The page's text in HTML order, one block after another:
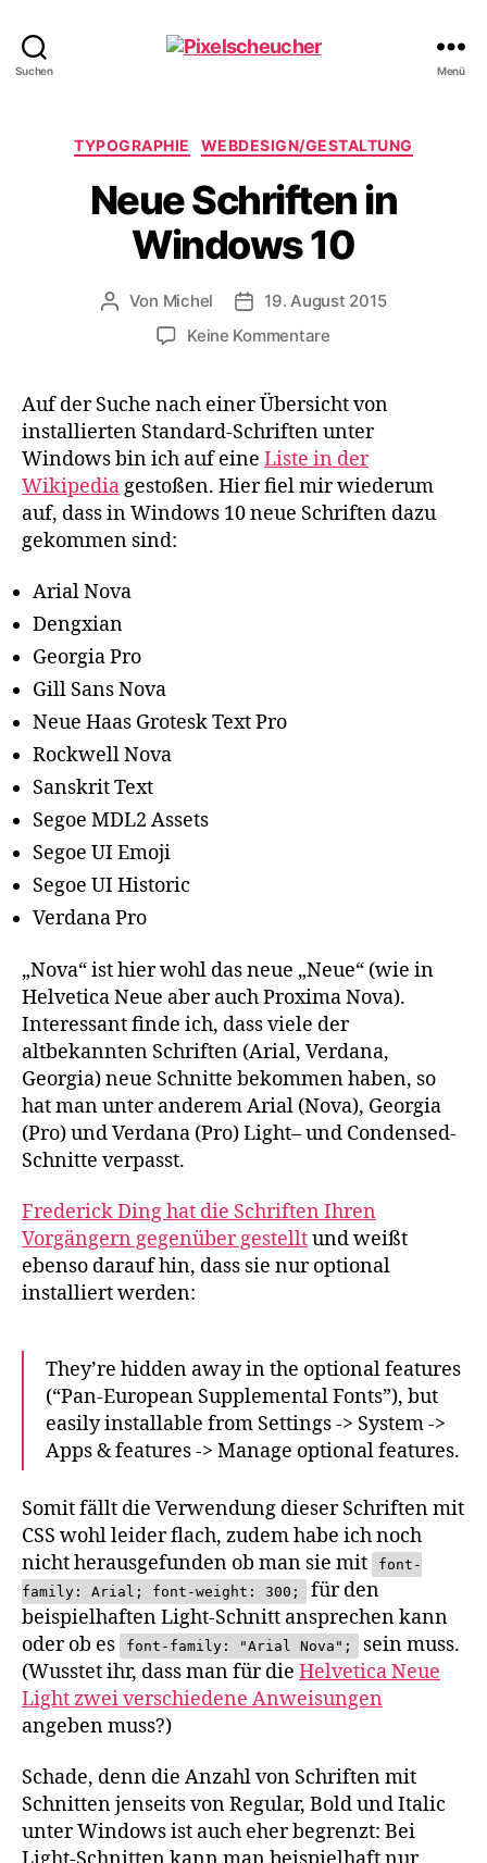
Suchen Menü
Kategorien
TYPOGRAPHIE WEBDESIGN/GESTALTUNG
Neue Schriften in
Windows 10
Beitragsautor
Von Michel Veröffentlichungsdatum
19. August 2015
Keine Kommentarezu
in
Windows
10
Auf der Suche nach einer Übersicht von
installierten Standard-Schriften unter
Windows bin ich auf eine Liste in der
Wikipedia gestoßen. Hier fiel mir wiederum
auf, dass in Windows 10 neue Schriften dazu
gekommen sind:
Arial Nova
Dengxian
Georgia Pro
Gill Sans Nova
Neue Haas Grotesk Text Pro
Rockwell Nova
Sanskrit Text
Segoe MDL2 Assets
Segoe UI Emoji
Segoe UI Historic
Verdana Pro
„Nova“ ist hier wohl das neue „Neue“ (wie in
Helvetica Neue aber auch Proxima Nova).
Interessant finde ich, dass viele der
altbekannten Schriften (Arial, Verdana,
Georgia) neue Schnitte bekommen haben, so
hat man unter anderem Arial (Nova), Georgia
(Pro) und Verdana (Pro)Light– und Condensed-
Schnitte verpasst.
Frederick Ding hat die Schriften Ihren
Vorgängern gegenüber gestelltund weißt
ebenso darauf hin, dass sie nur optional
installiert werden:
They’re hidden away in the optional features
(“Pan-European Supplemental Fonts”), but
easily installable from Settings -> System ->
Apps & features -> Manage optional features.
Somit fällt die Verwendung dieser Schriften mit
CSS wohl leider flach, zudem habe ich noch
nicht herausgefunden ob man sie mit
font-
family: Arial; font-weight: 300;
für den
beispielhaften Light-Schnitt ansprechen kann
oder ob es
font-family: "Arial Nova";
sein muss.
(Wusstet ihr, dass man für die Helvetica Neue
Light zwei verschiedene Anweisungen
angeben muss?)
Schade, denn die Anzahl von Schriften mit
Schnitten jenseits von Regular, Bold und Italic
unter Windows ist auch eher begrenzt: Bei